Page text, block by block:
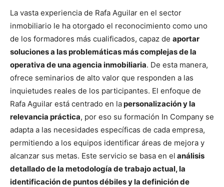
La vasta experiencia de Rafa Aguilar en el sector
inmobiliario le ha otorgado el reconocimiento como uno
de los formadores más cualificados, capaz de aportar
soluciones a las problemáticas más complejas de la
operativa de una agencia inmobiliaria. De esta manera,
ofrece seminarios de alto valor que responden a las
inquietudes reales de los participantes. El enfoque de
Rafa Aguilar está centrado en lapersonalización y la
relevancia práctica, por eso su formación In Company se
adapta a las necesidades específicas de cada empresa,
permitiendo a los equipos identificar áreas de mejora y
alcanzar sus metas. Este servicio se basa en el análisis
detallado de la metodología de trabajo actual, la
identificación de puntos débiles y la definición de